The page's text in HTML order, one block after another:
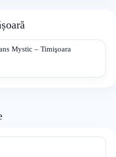
Mystic – Timişoara